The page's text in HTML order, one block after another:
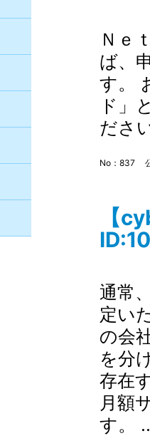
Ｎｅ
ば、
す。
ド」
ださ
No：837
【
通常
定い
の会
を分
存在
月額
す。